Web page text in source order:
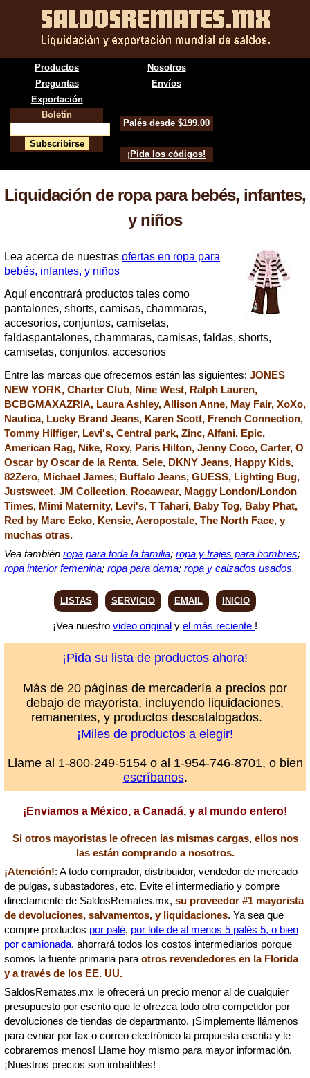
Productos
Nosotros
Preguntas
Envíos
Exportación
Boletín
Palés desde $199.00
¡Pida los códigos!
Liquidación de ropa para bebés, infantes,
y niños
Lea acerca de nuestras ofertas en ropa para
bebés, infantes, y niños
Aquí encontrará productos tales como
pantalones, shorts, camisas, chammaras,
accesorios, conjuntos, camisetas,
faldaspantalones, chammaras, camisas, faldas, shorts,
camisetas, conjuntos, accesorios
Entre las marcas que ofrecemos están las siguientes: JONES
NEW YORK, Charter Club, Nine West, Ralph Lauren,
BCBGMAXAZRIA, Laura Ashley, Allison Anne, May Fair, XoXo,
Nautica, Lucky Brand Jeans, Karen Scott, French Connection,
Tommy Hilfiger, Levi's, Central park, Zinc, Alfani, Epic,
American Rag, Nike, Roxy, Paris Hilton, Jenny Coco, Carter, O
Oscar by Oscar de la Renta, Sele, DKNY Jeans, Happy Kids,
82Zero, Michael James, Buffalo Jeans, GUESS, Lighting Bug,
Justsweet, JM Collection, Rocawear, Maggy London/London
Times, Mimi Maternity, Levi's, T Tahari, Baby Tog, Baby Phat,
Red by Marc Ecko, Kensie, Aeropostale, The North Face, y
muchas otras.
Vea también ropa para toda la familia; ropa y trajes para hombres;
ropa interior femenina; ropa para dama; ropa y calzados usados.
LISTAS SERVICIO EMAIL INICIO
¡Vea nuestro video original y el más reciente !
¡Pida su lista de productos ahora!
Más de 20 páginas de mercadería a precios por
debajo de mayorista, incluyendo liquidaciones,
remanentes, y productos descatalogados.
¡Miles de productos a elegir!
Llame al 1-800-249-5154 o al 1-954-746-8701, o bien
escríbanos.
¡Enviamos a México, a Canadá, y al mundo entero!
Si otros mayoristas le ofrecen las mismas cargas, ellos nos
las están comprando a nosotros.
¡Atención!: A todo comprador, distribuidor, vendedor de mercado
de pulgas, subastadores, etc. Evite el intermediario y compre
directamente de SaldosRemates.mx, su proveedor #1 mayorista
de devoluciones, salvamentos, y liquidaciones. Ya sea que
compre productos por palé, por lote de al menos 5 palés 5, o bien
por camionada, ahorrará todos los costos intermediarios porque
somos la fuente primaria para otros revendedores en la Florida
y a través de los EE. UU.
SaldosRemates.mx le ofrecerá un precio menor al de cualquier
presupuesto por escrito que le ofrezca todo otro competidor por
devoluciones de tiendas de departmanto. ¡Simplemente llámenos
para evniar por fax o correo electrónico la propuesta escrita y le
cobraremos menos! Llame hoy mismo para mayor información.
¡Nuestros precios son imbatibles!